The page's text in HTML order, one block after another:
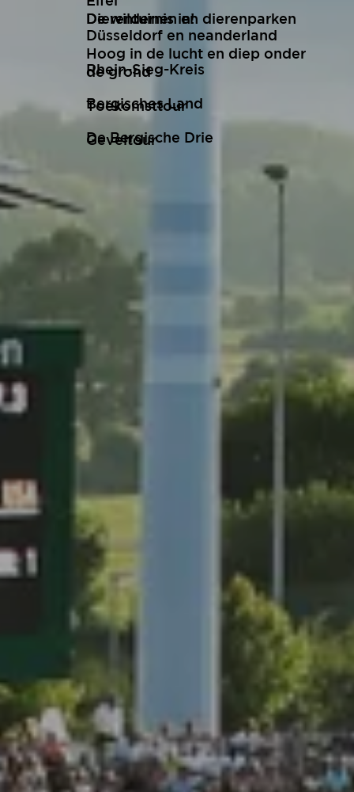
De wildernis in!
Hoog in de lucht en diep onder
de grond
Toekomsttour
Geveltour
Düsseldorf en neanderland
Rhein-Sieg-Kreis
Bergisches Land
De Bergische Drie
Dierentuinen en dierenparken